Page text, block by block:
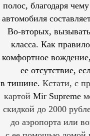
полос, благодаря
автомобиля
Во-вторых,
класса. Как
комфортное
ее отсутствие,
в тишине. Кстати, с
картой Mir Supreme
скидкой до 2000
до аэропорта или